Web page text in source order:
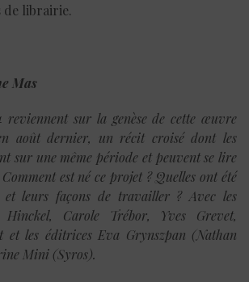
de librairie.
Mas
reviennent sur la genèse de cette œuvre
août dernier, un récit croisé dont les
sur une même période et peuvent se lire
est né ce projet ? Quelles ont été
et leurs façons de travailler ? Avec les
Hinckel, Carole Trébor, Yves Grevet,
et les éditrices Eva Grynszpan (Nathan
Mini (Syros).